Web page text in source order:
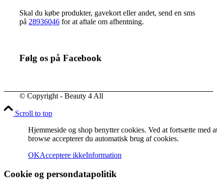
Skal du købe produkter, gavekort eller andet, send en sms
på 28936046 for at aftale om afhentning.
Følg os på Facebook
© Copyright - Beauty 4 All
Scroll to top
Hjemmeside og shop benytter cookies. Ved at fortsætte med
browse accepterer du automatisk brug af cookies.
OKAcceptere ikkeInformation
Cookie og persondatapolitik